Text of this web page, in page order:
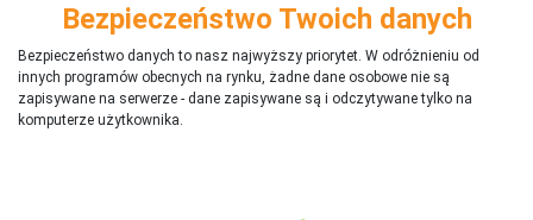
Bezpieczeństwo Twoich danych
Bezpieczeństwo danych to nasz najwyższy priorytet. W odróżnieniu od
innych programów obecnych na rynku, żadne dane osobowe nie są
zapisywane na serwerze - dane zapisywane są i odczytywane tylko na
komputerze użytkownika.